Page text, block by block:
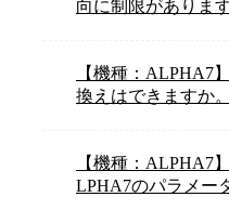
向に制限があります
【機種：ALPHA7
換えはできますか。
【機種：ALPHA7
LPHA7のパラメー